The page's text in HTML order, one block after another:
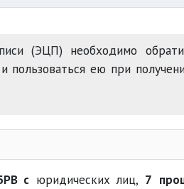
(ЭЦП) необходимо
и пользоваться ею при
с юридических лиц, 7